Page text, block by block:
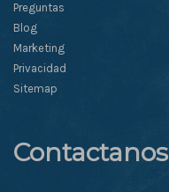
Preguntas
Blog
Marketing
Privacidad
Sitemap
Contactanos